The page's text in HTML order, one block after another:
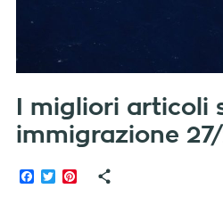
I migliori articoli
immigrazione
Facebook
TwitterPinterest